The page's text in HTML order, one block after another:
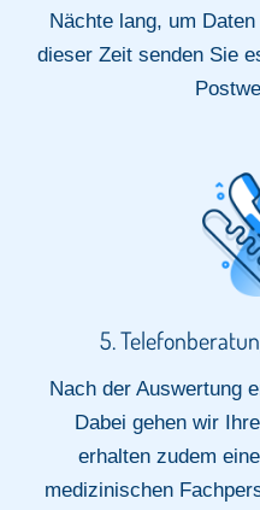
Nächte lang, um
dieser Zeit senden Sie
5.
Nach der Auswertung
Dabei gehen wir
erhalten zudem
medizinischen